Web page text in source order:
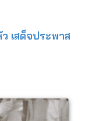
เสด็จประพาส